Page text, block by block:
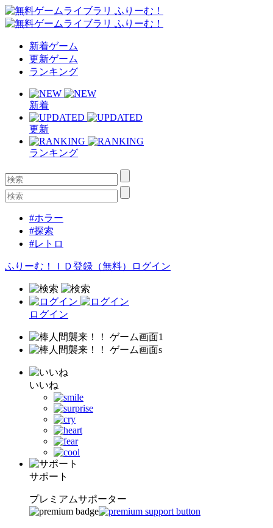
新着ゲーム
更新ゲーム
ランキング
新着
更新
ランキング
#ホラー
#探索
#レトロ
ふりーむ！ＩＤ登録（無料） ログイン
ログイン
いいね
サポート
プレミアムサポーター